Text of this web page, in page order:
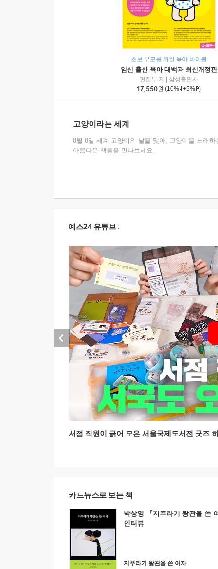
초보 부모를 위한 육아 바이블
임신 출산 육아 대백과 최신개정판
편집부 저
삼성출판사
17,550원 (10% +5% )
고양이라는 세계
8월 8일 세계 고양이의 날을 맞아, 고양이를 노래하
아름다운 책들을 만나보세요.
예스24 유튜브
서점 직원이 긁어 모은 서울국제도서전 굿즈
카드뉴스로 보는 책
박상영 『지푸라기 왕관을 쓴
인터뷰
지푸라기 왕관을 쓴 여자